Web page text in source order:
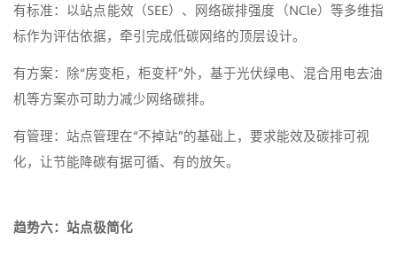
有标准：以站点能效（SEE）、网络碳排强度（NCle）等多维指
标作为评估依据，牵引完成低碳网络的顶层设计。
有方案：除“房变柜，柜变杆”外，基于光伏绿电、混合用电去油
机等方案亦可助力减少网络碳排。
有管理：站点管理在“不掉站”的基础上，要求能效及碳排可视
化，让节能降碳有据可循、有的放矢。
趋势六：站点极简化